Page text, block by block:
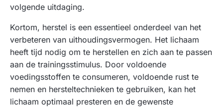
volgende uitdaging.
Kortom, herstel is een essentieel onderdeel van het
verbeteren van uithoudingsvermogen. Het lichaam
heeft tijd nodig om te herstellen en zich aan te passen
aan de trainingsstimulus. Door voldoende
voedingsstoffen te consumeren, voldoende rust te
nemen en hersteltechnieken te gebruiken, kan het
lichaam optimaal presteren en de gewenste